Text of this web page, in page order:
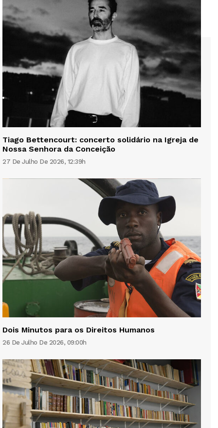
Tiago Bettencourt: concerto solidário na Igreja de
Nossa Senhora da Conceição
27 De Julho De 2026, 12:39h
Dois Minutos para os Direitos Humanos
26 De Julho De 2026, 09:00h